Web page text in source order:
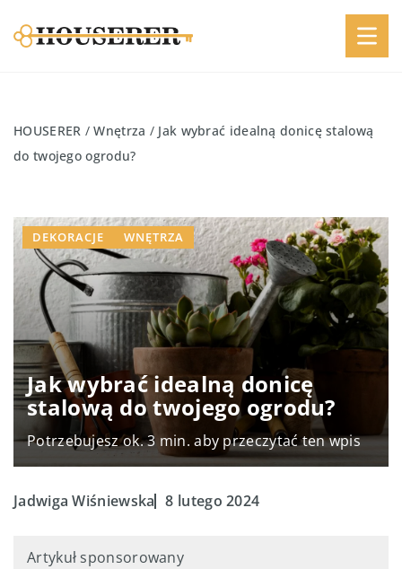
HOUSERER /Wnętrza / Jak wybrać idealną donicę stalową
do twojego ogrodu?
Jak wybrać idealną donicę
stalową do twojego ogrodu?
Potrzebujesz ok. 3 min. aby przeczytać ten wpis
DEKORACJE WNĘTRZA
Jadwiga Wiśniewska 8 lutego 2024
Artykuł sponsorowany